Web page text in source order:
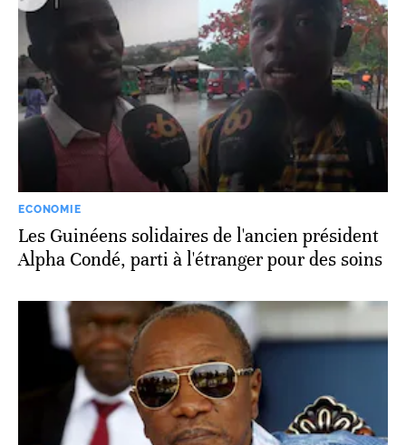
ECONOMIE
Les Guinéens solidaires de l'ancien président
Alpha Condé, parti à l'étranger pour des soins